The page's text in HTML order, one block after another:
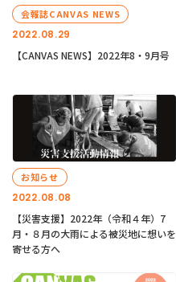
2022.08.29
会報誌CANVAS NEWS
【CANVAS NEWS】2022年8・9月号
2022.08.08
お知らせ
【災害支援】2022年（令和４年）7
月・８月の大雨による被災地に想いを
寄せる方へ